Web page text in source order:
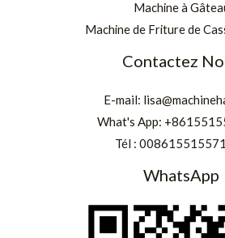
Machine à
Machine de Friture de
Contactez
E-mail:
What's App:
Tél :
WhatsApp